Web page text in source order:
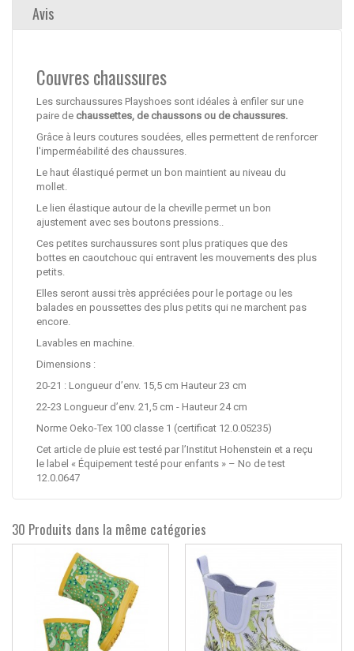
Avis
Couvres chaussures
Les surchaussures Playshoes sont idéales à enfiler sur une
paire de chaussettes, de chaussons ou de chaussures.
Grâce à leurs coutures soudées, elles permettent de renforcer
l'imperméabilité des chaussures.
Le haut élastiqué permet un bon maintient au niveau du
mollet.
Le lien élastique autour de la cheville permet un bon
ajustement avec ses boutons pressions..
Ces petites surchaussures sont plus pratiques que des
bottes en caoutchouc qui entravent les mouvements des plus
petits.
Elles seront aussi très appréciées pour le portage ou les
balades en poussettes des plus petits qui ne marchent pas
encore.
Lavables en machine.
Dimensions :
20-21 : Longueur d’env. 15,5 cm Hauteur 23 cm
22-23 Longueur d’env. 21,5 cm - Hauteur 24 cm
Norme Oeko-Tex 100 classe 1 (certificat 12.0.05235)
Cet article de pluie est testé par l’Institut Hohenstein et a reçu
le label « Équipement testé pour enfants » – No de test
12.0.0647
30 Produits dans la même catégories